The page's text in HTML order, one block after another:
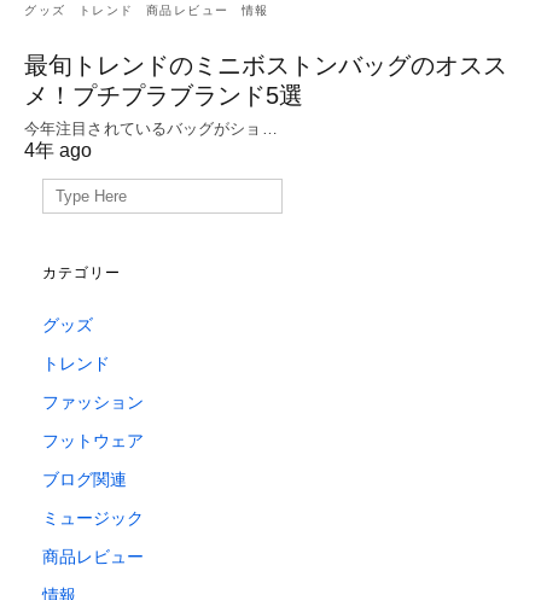
グッズ トレンド 商品レビュー 情報
最旬トレンドのミニボストンバッグのオスス
メ！プチプラブランド5選
今年注目されているバッグがショ…
4年 ago
Search
for:
カテゴリー
グッズ
トレンド
ファッション
フットウェア
ブログ関連
ミュージック
商品レビュー
情報